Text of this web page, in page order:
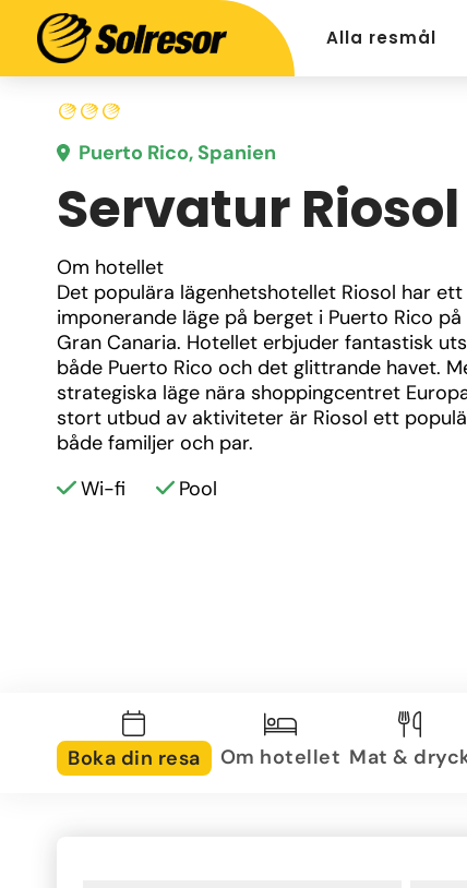
Alla resmål
Puerto Rico, Spanien
Servatur Riosol
Om hotellet
Det populära lägenhetshotellet Riosol har ett
imponerande läge på berget i Puerto Rico
Gran Canaria. Hotellet erbjuder fantastisk
både Puerto Rico och det glittrande havet.
strategiska läge nära shoppingcentret
stort utbud av aktiviteter är Riosol ett
både familjer och par.
Wi-fi
Pool
Boka din resa Om hotellet Mat &